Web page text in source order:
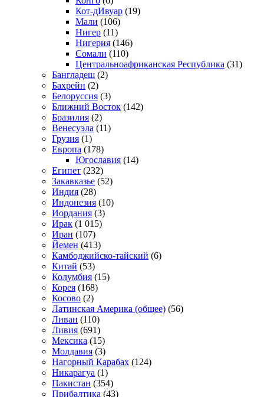
Кот-дИвуар (19)
Мали (106)
Нигер (11)
Нигерия (146)
Сомали (110)
Центральноафриканская Республика (31)
Бангладеш (2)
Бахрейн (2)
Белоруссия (3)
Ближний Восток (142)
Бразилия (2)
Венесуэла (11)
Грузия (1)
Европа (178)
Югославия (14)
Египет (232)
Закавказье (52)
Индия (28)
Индонезия (10)
Иордания (3)
Ирак (1 015)
Иран (107)
Йемен (413)
Камбоджийско-тайский (6)
Китай (53)
Колумбия (15)
Корея (168)
Косово (2)
Латинская Америка (общее) (56)
Ливан (110)
Ливия (691)
Мексика (15)
Молдавия (3)
Нагорный Карабах (124)
Никарагуа (1)
Пакистан (354)
Прибалтика (43)